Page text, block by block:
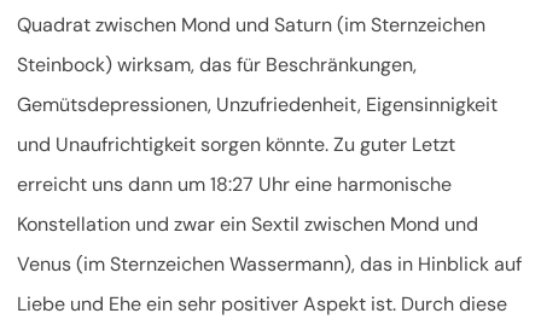
Quadrat zwischen Mond und Saturn (im Sternzeichen
Steinbock) wirksam, das für Beschränkungen,
Gemütsdepressionen, Unzufriedenheit, Eigensinnigkeit
und Unaufrichtigkeit sorgen könnte. Zu guter Letzt
erreicht uns dann um 18:27 Uhr eine harmonische
Konstellation und zwar ein Sextil zwischen Mond und
Venus (im Sternzeichen Wassermann), das in Hinblick auf
Liebe und Ehe ein sehr positiver Aspekt ist. Durch diese